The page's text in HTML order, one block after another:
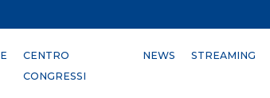
CENTRO
CONGRESSI
NEWS STREAMING